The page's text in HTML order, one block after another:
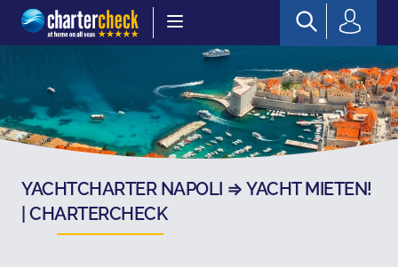
Chartercheck
YACHTCHARTER NAPOLI ⇒ YACHT MIETEN!
| CHARTERCHECK